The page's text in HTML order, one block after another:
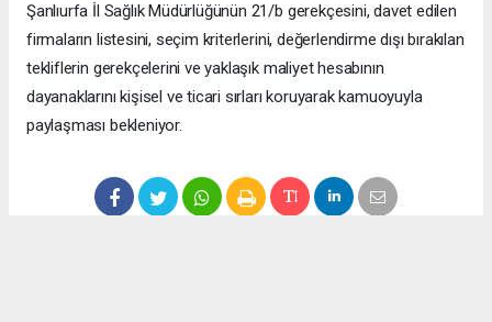
Şanlıurfa İl Sağlık Müdürlüğünün 21/b gerekçesini, davet edilen
firmaların listesini, seçim kriterlerini, değerlendirme dışı bırakılan
tekliflerin gerekçelerini ve yaklaşık maliyet hesabının
dayanaklarını kişisel ve ticari sırları koruyarak kamuoyuyla
paylaşması bekleniyor.